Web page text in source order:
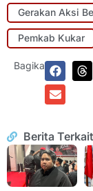
Gerakan Aksi
Pemkab Kukar
Bagikan:
Berita Terkait